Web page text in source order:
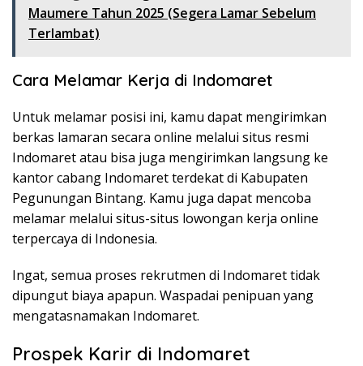
Maumere Tahun 2025 (Segera Lamar Sebelum
Terlambat)
Cara Melamar Kerja di Indomaret
Untuk melamar posisi ini, kamu dapat mengirimkan
berkas lamaran secara online melalui situs resmi
Indomaret atau bisa juga mengirimkan langsung ke
kantor cabang Indomaret terdekat di Kabupaten
Pegunungan Bintang. Kamu juga dapat mencoba
melamar melalui situs-situs lowongan kerja online
terpercaya di Indonesia.
Ingat, semua proses rekrutmen di Indomaret tidak
dipungut biaya apapun. Waspadai penipuan yang
mengatasnamakan Indomaret.
Prospek Karir di Indomaret